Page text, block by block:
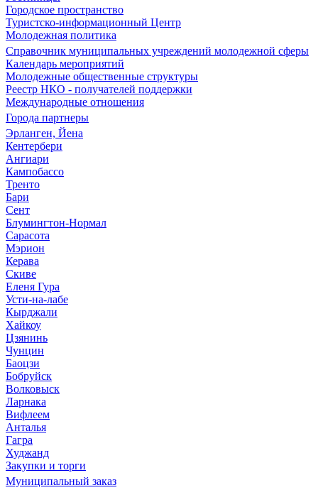
Городское пространство
Туристско-информационный Центр
Молодежная политика
Справочник муниципальных учреждений молодежной сферы
Календарь мероприятий
Молодежные общественные структуры
Реестр НКО - получателей поддержки
Международные отношения
Города партнеры
Эрланген, Йена
Кентербери
Ангиари
Кампобассо
Тренто
Бари
Сент
Блумингтон-Нормал
Сарасота
Мэрион
Керава
Скиве
Еленя Гура
Усти-на-лабе
Кырджали
Хайкоу
Цзянинь
Чунцин
Баоцзи
Бобруйск
Волковыск
Ларнака
Вифлеем
Анталья
Гагра
Худжанд
Закупки и торги
Муниципальный заказ